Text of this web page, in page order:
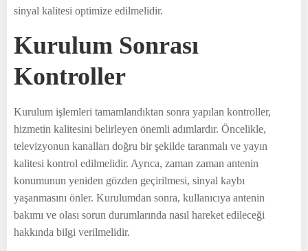
sinyal kalitesi optimize edilmelidir.
Kurulum Sonrası
Kontroller
Kurulum işlemleri tamamlandıktan sonra yapılan kontroller,
hizmetin kalitesini belirleyen önemli adımlardır. Öncelikle,
televizyonun kanalları doğru bir şekilde taranmalı ve yayın
kalitesi kontrol edilmelidir. Ayrıca, zaman zaman antenin
konumunun yeniden gözden geçirilmesi, sinyal kaybı
yaşanmasını önler. Kurulumdan sonra, kullanıcıya antenin
bakımı ve olası sorun durumlarında nasıl hareket edileceği
hakkında bilgi verilmelidir.